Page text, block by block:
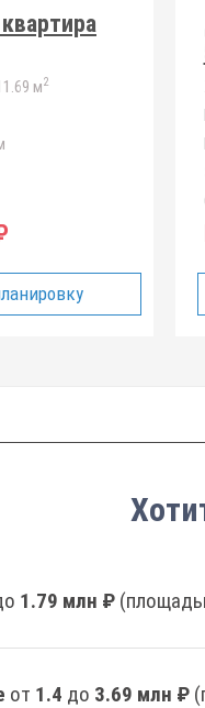
м2
1.79 млн ₽
от 1.4 до 3.69 млн ₽